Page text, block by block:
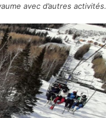
avec d’autres activités.